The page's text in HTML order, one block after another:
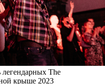
легендарных The
крыше 2023